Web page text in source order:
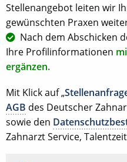
Stellenangebot leiten wir
gewünschten Praxen
Nach dem Abschicken
Ihre Profilinformationen
ergänzen.
Mit Klick auf „
AGB des Deutscher
sowie den
Zahnarzt Service,